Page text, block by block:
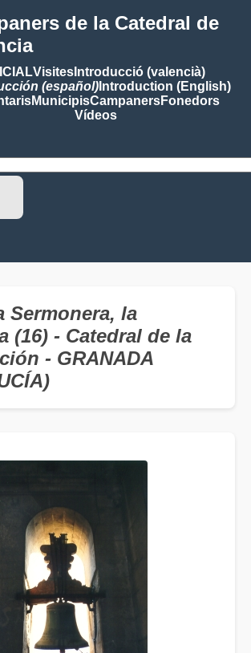
de la Catedral de
VisitesIntroducció (valencià)
(español)Introduction (English)
MunicipisCampanersFonedors
Vídeos
Sermonera, la
(16) - Catedral de la
- GRANADA